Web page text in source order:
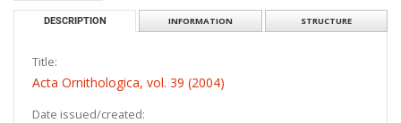
DESCRIPTION INFORMATION STRUCTURE
Title:
Acta Ornithologica, vol. 39 (2004)
Date issued/created: